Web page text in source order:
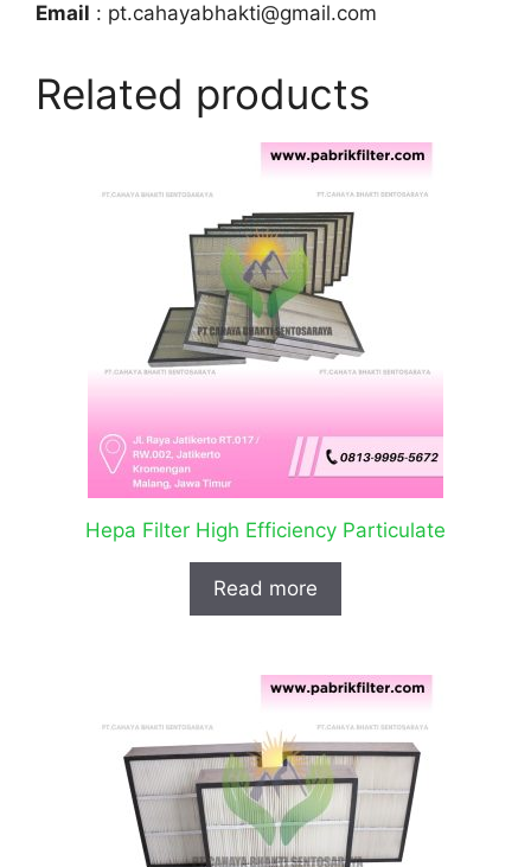
Email : pt.cahayabhakti@gmail.com
Related products
Hepa Filter High Efficiency Particulate
Read more